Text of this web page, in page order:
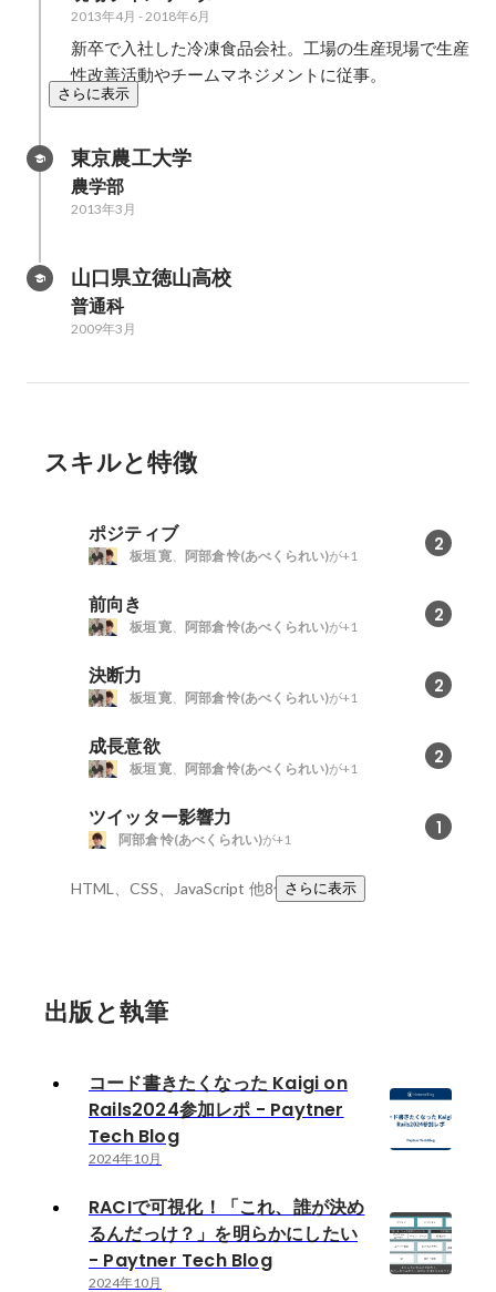
2013年4月 -2018年6月
新卒で入社した冷凍食品会社。工場の生産現場で生産
性改善活動やチームマネジメントに従事。
さらに表示
東京農工大学
農学部
2013年3月
山口県立徳山高校
普通科
2009年3月
スキルと特徴
ポジティブ 2
板垣 寛、 阿部倉 怜(あべくられい)が+1
前向き 2
板垣 寛、 阿部倉 怜(あべくられい)が+1
決断力 2
板垣 寛、 阿部倉 怜(あべくられい)が+1
成長意欲 2
板垣 寛、 阿部倉 怜(あべくられい)が+1
ツイッター影響力 1
阿部倉 怜(あべくられい)が+1
HTML、CSS、JavaScript 他8件さらに表示
出版と執筆
コード書きたくなった Kaigi on
Rails2024参加レポ - Paytner
Tech Blog
2024年10月
RACIで可視化！「これ、誰が決め
るんだっけ？」を明らかにしたい
- Paytner Tech Blog
2024年10月